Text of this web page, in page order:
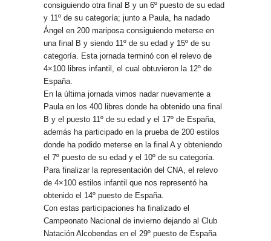
consiguiendo otra final B y un 6º puesto de su edad
y 11º de su categoría; junto a Paula, ha nadado
Ángel en 200 mariposa consiguiendo meterse en
una final B y siendo 11º de su edad y 15º de su
categoría. Esta jornada terminó con el relevo de
4×100 libres infantil, el cual obtuvieron la 12º de
España.
En la última jornada vimos nadar nuevamente a
Paula en los 400 libres donde ha obtenido una final
B y el puesto 11º de su edad y el 17º de España,
además ha participado en la prueba de 200 estilos
donde ha podido meterse en la final A y obteniendo
el 7º puesto de su edad y el 10º de su categoría.
Para finalizar la representación del CNA, el relevo
de 4×100 estilos infantil que nos representó ha
obtenido el 14º puesto de España.
Con estas participaciones ha finalizado el
Campeonato Nacional de invierno dejando al Club
Natación Alcobendas en el 29º puesto de España